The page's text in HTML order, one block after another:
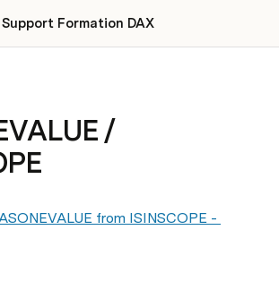
Support Formation DAX
/
from ISINSCOPE -